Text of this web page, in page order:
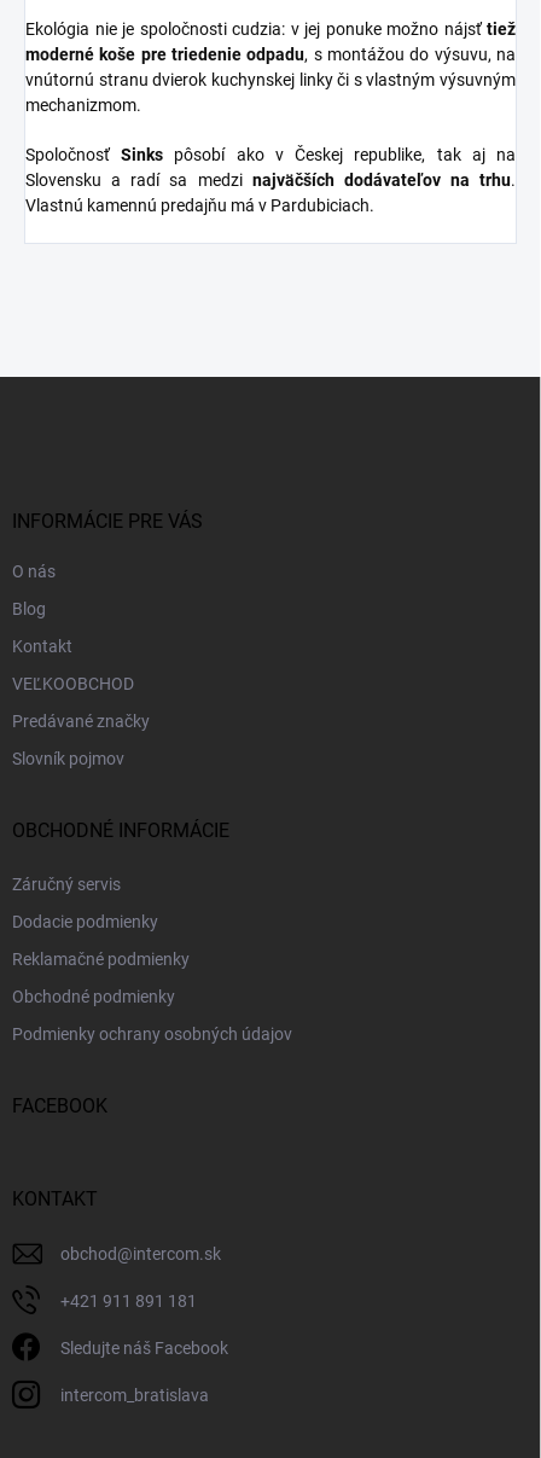
Ekológia nie je spoločnosti cudzia: v jej ponuke možno nájsťtiež
moderné koše pre triedenie odpadu, s montážou do výsuvu, na
vnútornú stranu dvierok kuchynskej linky či s vlastným výsuvným
mechanizmom.
SpoločnosťSinks pôsobí ako v Českej republike, tak aj na
Slovensku a radí sa medzi najväčších dodávateľov na trhu.
Vlastnú kamennú predajňu má v Pardubiciach.
INFORMÁCIE PRE VÁS
O nás
Blog
Kontakt
VEĽKOOBCHOD
Predávané značky
Slovník pojmov
OBCHODNÉ INFORMÁCIE
Záručný servis
Dodacie podmienky
Reklamačné podmienky
Obchodné podmienky
Podmienky ochrany osobných údajov
FACEBOOK
KONTAKT
obchod@intercom.sk
+421 911 891 181
Sledujte náš Facebook
intercom_bratislava